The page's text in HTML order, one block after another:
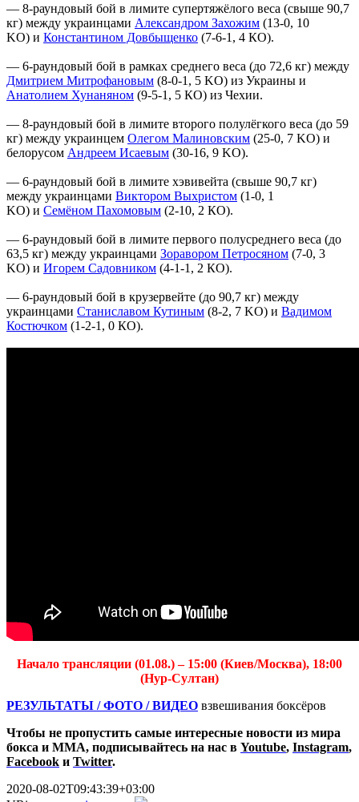
— 8-раундовый бой в лимите супертяжёлого веса (свыше 90,7
кг) между украинцами Александром Захожим (13-0, 10
KO) и Константином Довбыщенко (7-6-1, 4 КО).
— 6-раундовый бой в рамках среднего веса (до 72,6 кг) между
Дмитрием Митрофановым (8-0-1, 5 KO) из Украины и
Анатолием Хунаняном (9-5-1, 5 КО) из Чехии.
— 8-раундовый бой в лимите второго полулёгкого веса (до 59
кг) между украинцем Олегом Малиновским (25-0, 7 KO) и
белорусом Андреем Исаевым (30-16, 9 KO).
— 6-раундовый бой в лимите хэвивейта (свыше 90,7 кг)
между украинцами Виктором Выхристом (1-0, 1
KO) и Семёном Пахомовым (2-10, 2 КО).
— 6-раундовый бой в лимите первого полусреднего веса (до
63,5 кг) между украинцами Зоравором Петросяном (7-0, 3
KO) и Игорем Садовником (4-1-1, 2 КО).
— 6-раундовый бой в крузервейте (до 90,7 кг) между
украинцами Станиславом Кутиным (8-2, 7 KO) и Вадимом
Костючком (1-2-1, 0 КО).
Начало трансляции (01.08.) – 15:00 (Киев/Москва), 18:00
(Нур-Султан)
РЕЗУЛЬТАТЫ / ФОТО / ВИДЕО взвешивания боксёров
Чтобы не пропустить самые интересные новости из мира
бокса и ММА, подписывайтесь на нас в Youtube, Instagram,
Facebook и Twitter.
2020-08-02T09:43:39+03:00